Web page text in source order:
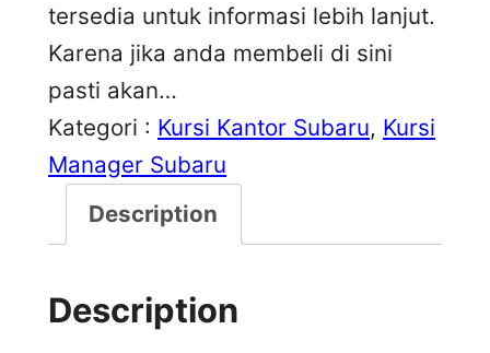
tersedia untuk informasi lebih lanjut.
Karena jika anda membeli di sini
pasti akan…
Kategori : Kursi Kantor Subaru, Kursi
Manager Subaru
Description
Description